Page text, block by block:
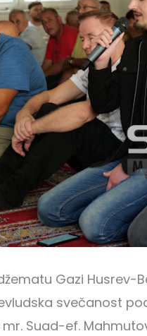
Gazi Husrev-
svečanost
mr. Suad-ef.